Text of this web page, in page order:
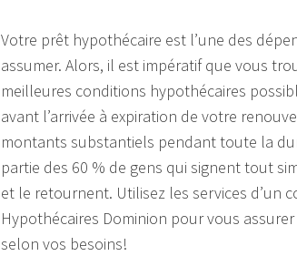
Votre prêt hypothécaire est l’une des
assumer. Alors, il est impératif que vous
meilleures conditions hypothécaires
avant l’arrivée à expiration de votre
montants substantiels pendant toute la
partie des 60 % de gens qui signent tout
et le retournent. Utilisez les services d’un
Hypothécaires Dominion pour vous
selon vos besoins!